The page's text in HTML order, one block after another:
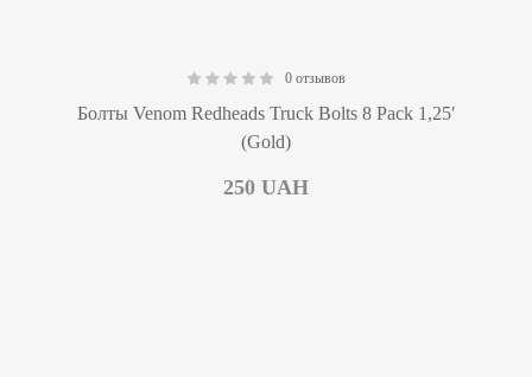
0 отзывов
Болты Venom Redheads Truck Bolts 8 Pack 1,25′
(Gold)
250 UAH